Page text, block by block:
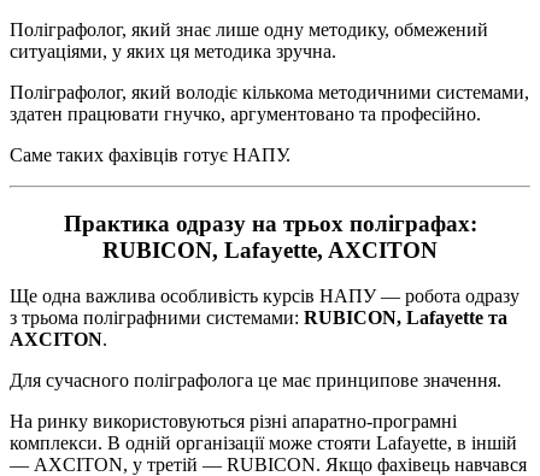
Поліграфолог, який знає лише одну методику, обмежений
ситуаціями, у яких ця методика зручна.
Поліграфолог, який володіє кількома методичними системами,
здатен працювати гнучко, аргументовано та професійно.
Саме таких фахівців готує НАПУ.
Практика одразу на трьох поліграфах:
RUBICON, Lafayette, AXCITON
Ще одна важлива особливість курсів НАПУ — робота одразу
з трьома поліграфними системами: RUBICON, Lafayette та
AXCITON.
Для сучасного поліграфолога це має принципове значення.
На ринку використовуються різні апаратно-програмні
комплекси. В одній організації може стояти Lafayette, в іншій
— AXCITON, у третій — RUBICON. Якщо фахівець навчався